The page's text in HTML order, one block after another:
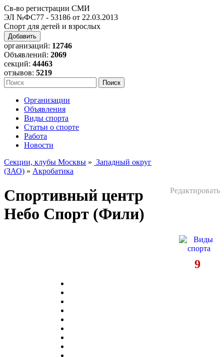
Св-во регистрации СМИ
ЭЛ №ФС77 - 53186 от 22.03.2013
Спорт для детей и взрослых
Добавить
организаций: 12746
Объявлений: 2069
секций: 44463
отзывов: 5219
Организации
Объявления
Виды спорта
Статьи о спорте
Работа
Новости
Секции, клубы Москвы » Западный округ
(ЗАО) » Акробатика
Редактировать
Спортивный центр
Небо Спорт (Фили)
9